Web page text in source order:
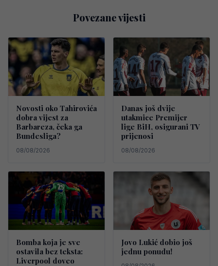
Povezane vijesti
Novosti oko Tahirovića
dobra vijest za
Barbareza, čeka ga
Bundesliga?
08/08/2026
Danas još dvije
utakmice Premijer
lige BiH, osigurani TV
prijenosi
08/08/2026
Bomba koja je sve
ostavila bez teksta:
Liverpool doveo
Jovo Lukić dobio još
jednu ponudu!